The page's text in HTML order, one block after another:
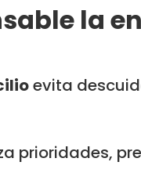
la
evita
prioridades,